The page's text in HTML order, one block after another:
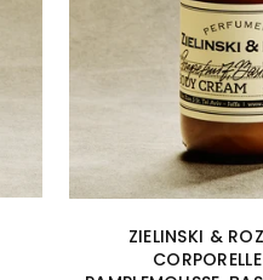
ZIELINSKI &